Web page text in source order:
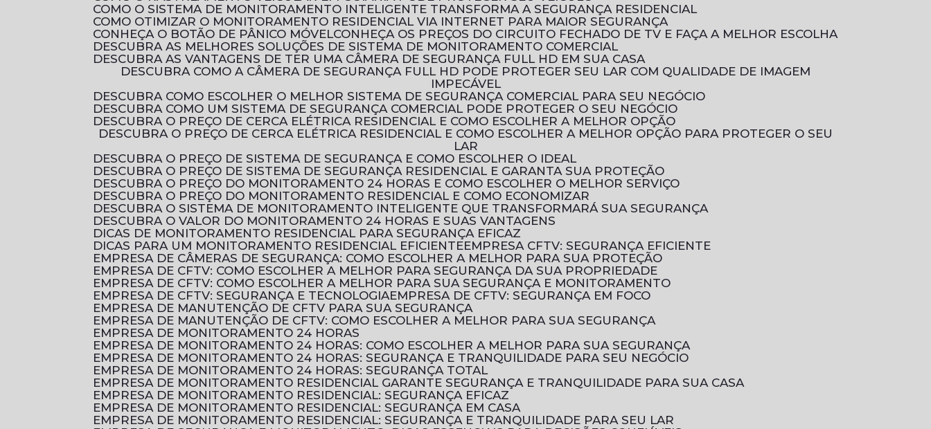
COMO O SISTEMA DE MONITORAMENTO INTELIGENTE TRANSFORMA A SEGURANÇA RESIDENCIAL
COMO OTIMIZAR O MONITORAMENTO RESIDENCIAL VIA INTERNET PARA MAIOR SEGURANÇA
CONHEÇA O BOTÃO DE PÂNICO MÓVEL CONHEÇA OS PREÇOS DO CIRCUITO FECHADO DE TV E FAÇA A MELHOR ESCOLHA
DESCUBRA AS MELHORES SOLUÇÕES DE SISTEMA DE MONITORAMENTO COMERCIAL
DESCUBRA AS VANTAGENS DE TER UMA CÂMERA DE SEGURANÇA FULL HD EM SUA CASA
DESCUBRA COMO A CÂMERA DE SEGURANÇA FULL HD PODE PROTEGER SEU LAR COM QUALIDADE DE IMAGEM
IMPECÁVEL
DESCUBRA COMO ESCOLHER O MELHOR SISTEMA DE SEGURANÇA COMERCIAL PARA SEU NEGÓCIO
DESCUBRA COMO UM SISTEMA DE SEGURANÇA COMERCIAL PODE PROTEGER O SEU NEGÓCIO
DESCUBRA O PREÇO DE CERCA ELÉTRICA RESIDENCIAL E COMO ESCOLHER A MELHOR OPÇÃO
DESCUBRA O PREÇO DE CERCA ELÉTRICA RESIDENCIAL E COMO ESCOLHER A MELHOR OPÇÃO PARA PROTEGER O SEU
LAR
DESCUBRA O PREÇO DE SISTEMA DE SEGURANÇA E COMO ESCOLHER O IDEAL
DESCUBRA O PREÇO DE SISTEMA DE SEGURANÇA RESIDENCIAL E GARANTA SUA PROTEÇÃO
DESCUBRA O PREÇO DO MONITORAMENTO 24 HORAS E COMO ESCOLHER O MELHOR SERVIÇO
DESCUBRA O PREÇO DO MONITORAMENTO RESIDENCIAL E COMO ECONOMIZAR
DESCUBRA O SISTEMA DE MONITORAMENTO INTELIGENTE QUE TRANSFORMARÁ SUA SEGURANÇA
DESCUBRA O VALOR DO MONITORAMENTO 24 HORAS E SUAS VANTAGENS
DICAS DE MONITORAMENTO RESIDENCIAL PARA SEGURANÇA EFICAZ
DICAS PARA UM MONITORAMENTO RESIDENCIAL EFICIENTE
EMPRESA CFTV: SEGURANÇA EFICIENTE
EMPRESA DE CÂMERAS DE SEGURANÇA: COMO ESCOLHER A MELHOR PARA SUA PROTEÇÃO
EMPRESA DE CFTV: COMO ESCOLHER A MELHOR PARA SEGURANÇA DA SUA PROPRIEDADE
EMPRESA DE CFTV: COMO ESCOLHER A MELHOR PARA SUA SEGURANÇA E MONITORAMENTO
EMPRESA DE CFTV: SEGURANÇA E TECNOLOGIA
EMPRESA DE CFTV: SEGURANÇA EM FOCO
EMPRESA DE MANUTENÇÃO DE CFTV PARA SUA SEGURANÇA
EMPRESA DE MANUTENÇÃO DE CFTV: COMO ESCOLHER A MELHOR PARA SUA SEGURANÇA
EMPRESA DE MONITORAMENTO 24 HORAS
EMPRESA DE MONITORAMENTO 24 HORAS: COMO ESCOLHER A MELHOR PARA SUA SEGURANÇA
EMPRESA DE MONITORAMENTO 24 HORAS: SEGURANÇA E TRANQUILIDADE PARA SEU NEGÓCIO
EMPRESA DE MONITORAMENTO 24 HORAS: SEGURANÇA TOTAL
EMPRESA DE MONITORAMENTO RESIDENCIAL GARANTE SEGURANÇA E TRANQUILIDADE PARA SUA CASA
EMPRESA DE MONITORAMENTO RESIDENCIAL: SEGURANÇA EFICAZ
EMPRESA DE MONITORAMENTO RESIDENCIAL: SEGURANÇA EM CASA
EMPRESA DE MONITORAMENTO RESIDENCIAL: SEGURANÇA E TRANQUILIDADE PARA SEU LAR